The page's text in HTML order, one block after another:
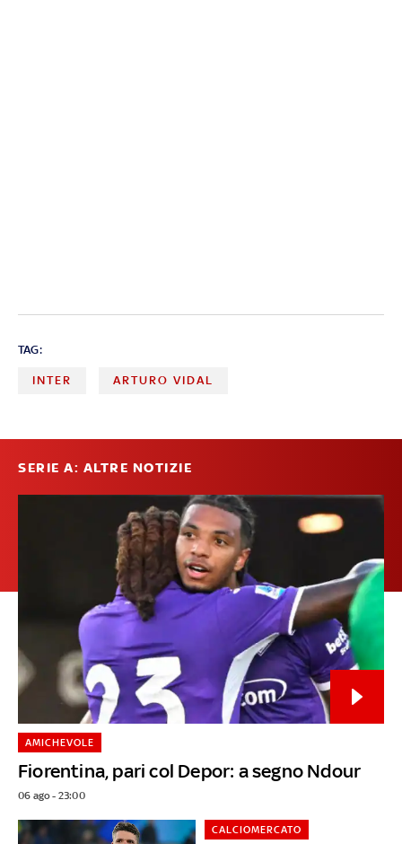
TAG:
INTER ARTURO VIDAL
SERIE A: ALTRE NOTIZIE
Fiorentina, pari col Depor: a segno Ndour
AMICHEVOLE
06 ago - 23:00
CALCIOMERCATO